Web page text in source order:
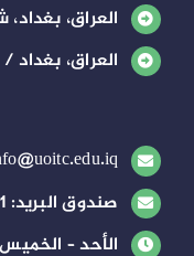
العراق،
العراق، بغداد
صندوق البريد: 3071
الأحد –